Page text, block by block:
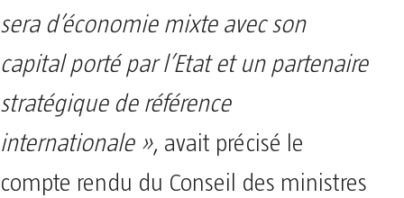
sera d’économie mixte avec son
capital porté par l’Etat et un partenaire
stratégique de référence
internationale », avait précisé le
compte rendu du Conseil des ministres